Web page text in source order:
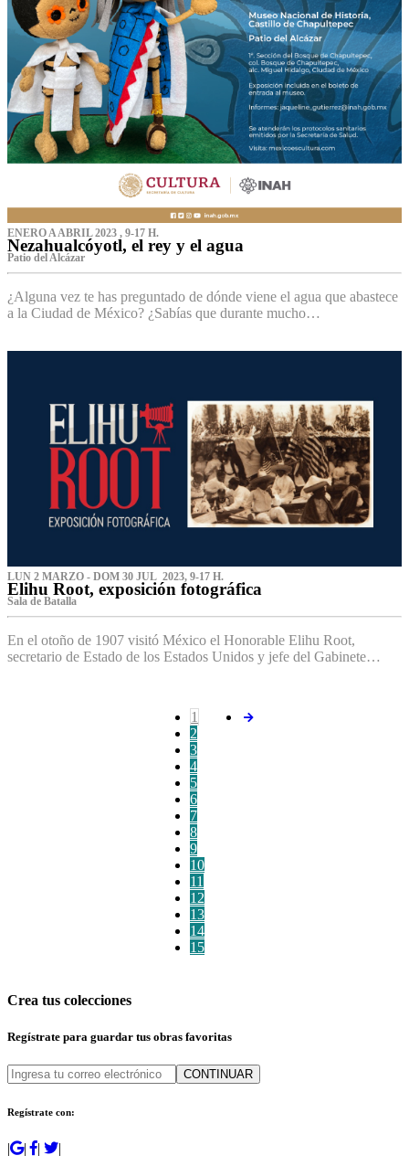
ENERO A ABRIL 2023 , 9-17 H.
Nezahualcóyotl, el rey y el agua
Patio del Alcázar
¿Alguna vez te has preguntado de dónde viene el agua que abastece
a la Ciudad de México? ¿Sabías que durante mucho…
LUN 2 MARZO - DOM 30 JUL 2023, 9-17 H.
Elihu Root, exposición fotográfica
Sala de Batalla
En el otoño de 1907 visitó México el Honorable Elihu Root,
secretario de Estado de los Estados Unidos y jefe del Gabinete…
1
2
3
4
5
6
7
8
9
10
11
12
13
14
15
Crea tus colecciones
Regístrate para guardar tus obras favoritas
CONTINUAR
Regístrate con:
| | | |